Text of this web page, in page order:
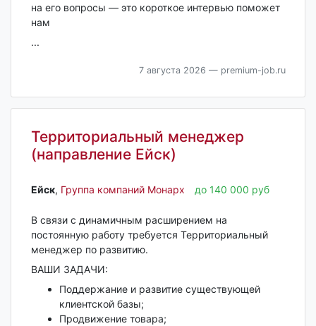
на его вопросы — это короткое интервью поможет
нам
...
7 августа 2026 — premium-job.ru
Территориальный менеджер
(направление Ейск)
Ейск‎, Группа компаний Монарх до 140 000 руб
В связи с динамичным расширением на
постоянную работу требуется Территориальный
менеджер по развитию.
ВАШИ ЗАДАЧИ:
Поддержание и развитие существующей
клиентской базы;
Продвижение товара;